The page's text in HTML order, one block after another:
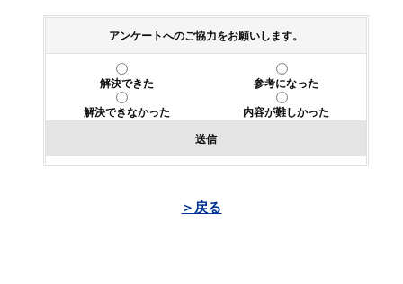
アンケートへのご協力をお願いします。
解決できた
参考になった
解決できなかった
内容が難しかった
送信
＞戻る